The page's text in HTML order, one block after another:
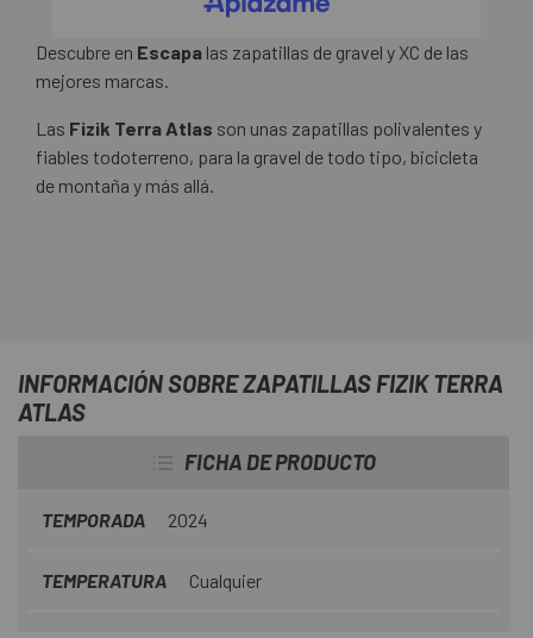
Descubre en Escapa las zapatillas de gravel y XC de las
mejores marcas.
Las Fizik Terra Atlas son unas zapatillas polivalentes y
fiables todoterreno, para la gravel de todo tipo, bicicleta
de montaña y más allá.
INFORMACIÓN SOBRE ZAPATILLAS FIZIK TERRA
ATLAS
FICHA DE PRODUCTO
TEMPORADA 2024
TEMPERATURA Cualquier